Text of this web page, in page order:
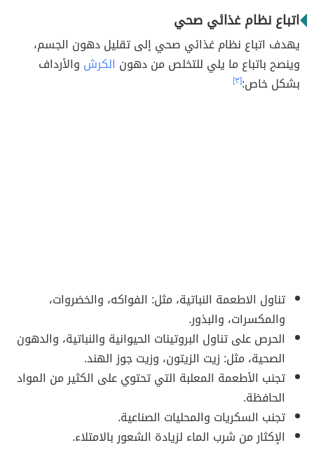
اتباع نظام غذائي صحي
يهدف اتباع نظام غذائي صحي إلى تقليل دهون الجسم،
وينصح باتباع ما يلي للتخلص من دهون الكرش والأرداف
بشكل خاص:[٣]
تناول الاطعمة النباتية، مثل: الفواكه، والخضروات،
والمكسرات، والبذور.
الحرص على تناول البروتينات الحيوانية والنباتية، والدهون
الصحية، مثل: زيت الزيتون، وزيت جوز الهند.
تجنب الأطعمة المعلبة التي تحتوي على الكثير من المواد
الحافظة.
تجنب السكريات والمحليات الصناعية.
الإكثار من شرب الماء لزيادة الشعور بالامتلاء.